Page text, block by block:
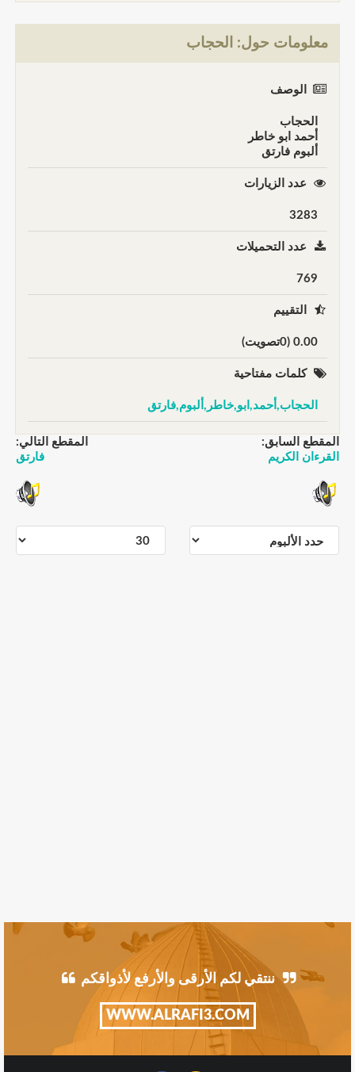
معلومات حول: الحجاب
الوصف
الحجاب
أحمد ابو خاطر
ألبوم فارتق
عدد الزيارات
3283
عدد التحميلات
769
التقييم
0.00 (0تصويت)
كلمات مفتاحية
الحجاب,أحمد,ابو,خاطر,ألبوم,فارتق
المقطع السابق:
القرءان الكريم
المقطع التالي:
فارتق
ننتقي لكم الأرقى والأرفع لأذواقكم
WWW.ALRAFI3.COM